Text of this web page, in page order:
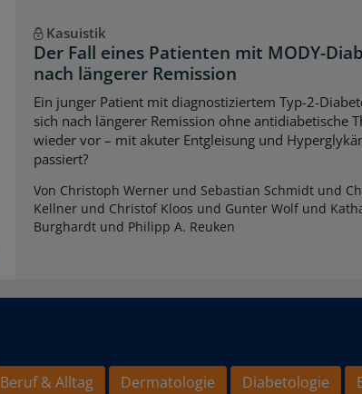
Kasuistik
Der Fall eines Patienten mit MODY-
nach längerer Remission
Ein junger Patient mit diagnostiziertem Typ-2-
sich nach längerer Remission ohne antidiabetische
wieder vor – mit akuter Entgleisung und
passiert?
Von Christoph Werner und Sebastian Schmidt und
Kellner und Christof Kloos und Gunter Wolf und
Burghardt und Philipp A. Reuken
Beruf & Alltag Dermatologie Diabetologie